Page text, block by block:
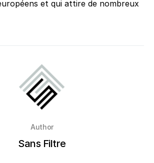
et qui attire de nombreux
Author
Sans Filtre